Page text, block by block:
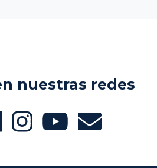
nuestras redes